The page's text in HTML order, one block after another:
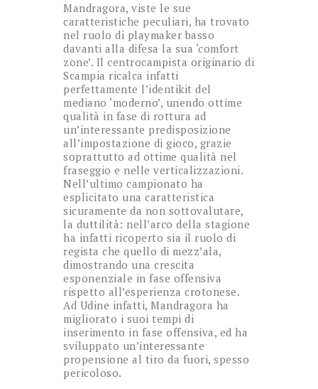
Mandragora, viste le sue
caratteristiche peculiari, ha trovato
nel ruolo di playmaker basso
davanti alla difesa la sua ‘comfort
zone’. Il centrocampista originario di
Scampia ricalca infatti
perfettamente l’identikit del
mediano ‘moderno’, unendo ottime
qualità in fase di rottura ad
un’interessante predisposizione
all’impostazione di gioco, grazie
soprattutto ad ottime qualità nel
fraseggio e nelle verticalizzazioni.
Nell’ultimo campionato ha
esplicitato una caratteristica
sicuramente da non sottovalutare,
la duttilità: nell’arco della stagione
ha infatti ricoperto sia il ruolo di
regista che quello di mezz’ala,
dimostrando una crescita
esponenziale in fase offensiva
rispetto all’esperienza crotonese.
Ad Udine infatti, Mandragora ha
migliorato i suoi tempi di
inserimento in fase offensiva, ed ha
sviluppato un’interessante
propensione al tiro da fuori, spesso
pericoloso.